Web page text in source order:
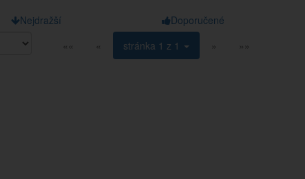
Nejdražší Doporučené
««
« stránka 1 z 1 » »»